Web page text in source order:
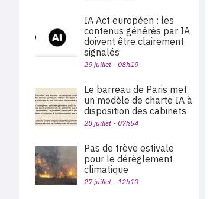
IA Act européen : les
contenus générés par IA
doivent être clairement
signalés
29 juillet - 08h19
Le barreau de Paris met
un modèle de charte IA à
disposition des cabinets
28 juillet - 07h54
Pas de trève estivale
pour le dérèglement
climatique
27 juillet - 12h10